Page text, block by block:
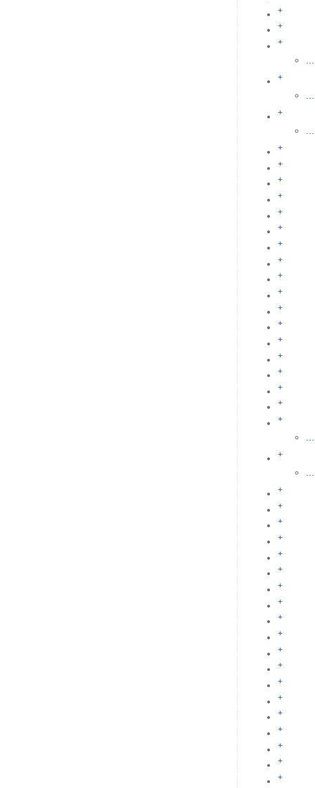
+
+
+
...
+
...
+
...
+
+
+
+
+
+
+
+
+
+
+
+
+
+
+
+
+
+
...
+
...
+
+
+
+
+
+
+
+
+
+
+
+
+
+
+
+
+
+
+